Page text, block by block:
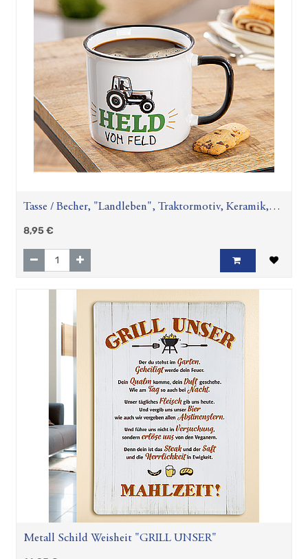
Tasse / Becher, "Landleben", Traktormotiv, Keramik,
weiß, VE 6, L. 10 cm, B. 13 cm, H. 9 cm
8,95€
Metall Schild Weisheit "GRILL UNSER"